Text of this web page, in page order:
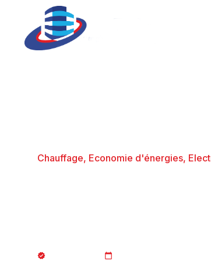
Chauffage, Economie d'énergies,